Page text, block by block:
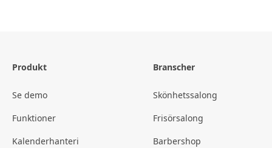
Produkt
Se demo
Funktioner
Kalenderhanteri
Branscher
Skönhetssalong
Frisörsalong
Barbershop